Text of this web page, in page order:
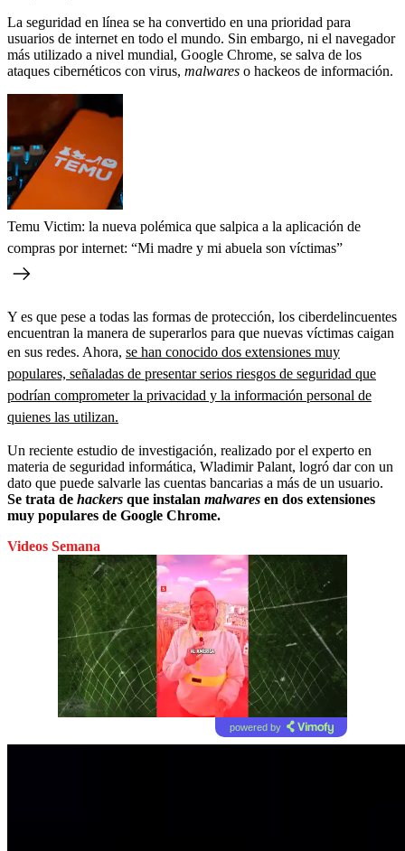
La seguridad en línea se ha convertido en una prioridad para
usuarios de internet en todo el mundo. Sin embargo, ni el navegador
más utilizado a nivel mundial, Google Chrome, se salva de los
ataques cibernéticos con virus, malwares o hackeos de información.
Temu Victim: la nueva polémica que salpica a la aplicación de
compras por internet: “Mi madre y mi abuela son víctimas”
Y es que pese a todas las formas de protección, los ciberdelincuentes
encuentran la manera de superarlos para que nuevas víctimas caigan
en sus redes. Ahora, se han conocido dos extensiones muy
populares, señaladas de presentar serios riesgos de seguridad que
podrían comprometer la privacidad y la información personal de
quienes las utilizan.
Un reciente estudio de investigación, realizado por el experto en
materia de seguridad informática, Wladimir Palant, logró dar con un
dato que puede salvarle las cuentas bancarias a más de un usuario.
Se trata de hackers que instalan malwares en dos extensiones
muy populares de Google Chrome.
Videos Semana
powered by